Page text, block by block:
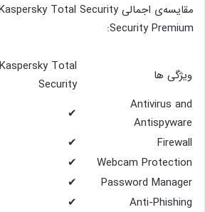
Security Premium:
ویژگی ها
Kaspersky Total
Security
Antivirus and
Antispyware
✔
Firewall
✔
Webcam Protection
✔
Password Manager
✔
Anti-Phishing
✔